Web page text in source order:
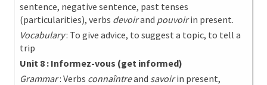
sentence, negative sentence, past tenses
(particularities), verbs devoirand pouvoirin present.
Vocabulary: To give advice, to suggest a topic, to tell a
trip
Unit 8 : Informez-vous (get informed)
Grammar: Verbs connaîntreand savoirin present,